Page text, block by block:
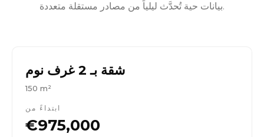
بيانات حية تُحدَّث ليلياً من مصادر مستقلة متعددة.
شقة بـ 2 غرف نوم
150 m²
ابتداءً من
€975,000